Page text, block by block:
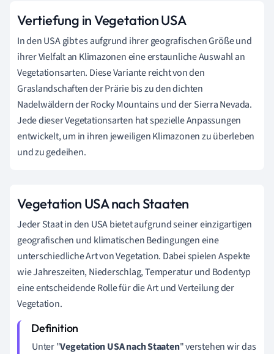
Vertiefung in Vegetation USA
In den USA gibt es aufgrund ihrer geografischen Größe und
ihrer Vielfalt an Klimazonen eine erstaunliche Auswahl an
Vegetationsarten. Diese Variante reicht von den
Graslandschaften der Prärie bis zu den dichten
Nadelwäldern der Rocky Mountains und der Sierra Nevada.
Jede dieser Vegetationsarten hat spezielle Anpassungen
entwickelt, um in ihren jeweiligen Klimazonen zu überleben
und zu gedeihen.
Vegetation USA nach Staaten
Jeder Staat in den USA bietet aufgrund seiner einzigartigen
geografischen und klimatischen Bedingungen eine
unterschiedliche Art von Vegetation. Dabei spielen Aspekte
wie Jahreszeiten, Niederschlag, Temperatur und Bodentyp
eine entscheidende Rolle für die Art und Verteilung der
Vegetation.
Unter "Vegetation USA nach Staaten" verstehen wir das